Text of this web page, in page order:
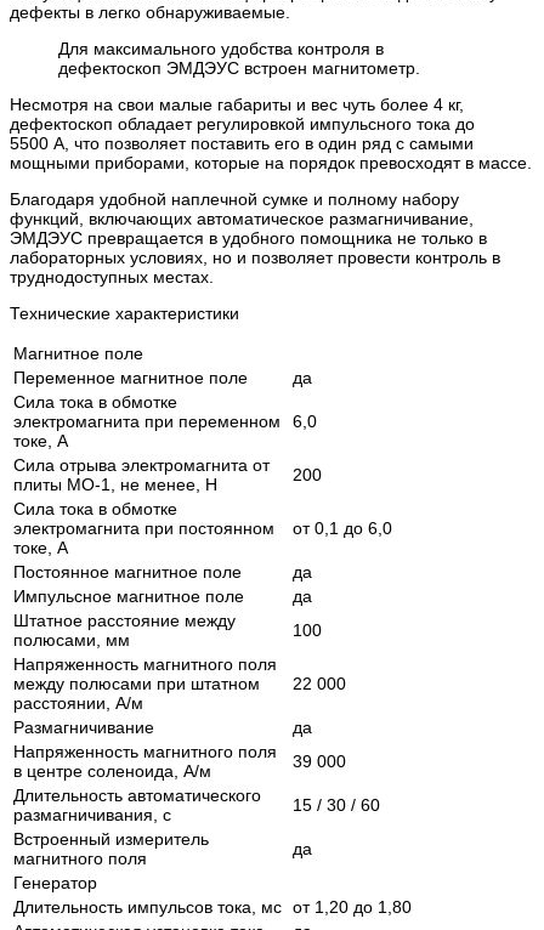
дефекты в легко обнаруживаемые.
Для максимального удобства контроля в
дефектоскоп ЭМДЭУС встроен магнитометр.
Несмотря на свои малые габариты и вес чуть более 4 кг,
дефектоскоп обладает регулировкой импульсного тока до
5500 А, что позволяет поставить его в один ряд с самыми
мощными приборами, которые на порядок превосходят в массе.
Благодаря удобной наплечной сумке и полному набору
функций, включающих автоматическое размагничивание,
ЭМДЭУС превращается в удобного помощника не только в
лабораторных условиях, но и позволяет провести контроль в
труднодоступных местах.
Технические характеристики
Магнитное поле
Переменное магнитное поле
да
Сила тока в обмотке
электромагнита при переменном
токе, А
6,0
Сила отрыва электромагнита от
плиты МО-1, не менее, Н
200
Сила тока в обмотке
электромагнита при постоянном
токе, А
от 0,1 до 6,0
Постоянное магнитное поле
да
Импульсное магнитное поле
да
Штатное расстояние между
полюсами, мм
100
Напряженность магнитного поля
между полюсами при штатном
расстоянии, А/м
22 000
Размагничивание
да
Напряженность магнитного поля
в центре соленоида, А/м
39 000
Длительность автоматического
размагничивания, с
15 / 30 / 60
Встроенный измеритель
магнитного поля
да
Генератор
Длительность импульсов тока, мс от 1,20 до 1,80